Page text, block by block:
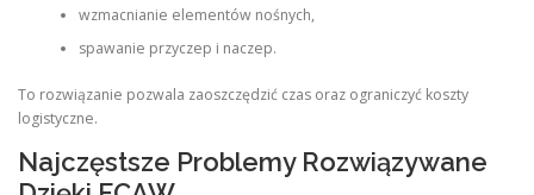
wzmacnianie elementów nośnych,
spawanie przyczep i naczep.
To rozwiązanie pozwala zaoszczędzić czas oraz ograniczyć koszty
logistyczne.
Najczęstsze Problemy Rozwiązywane